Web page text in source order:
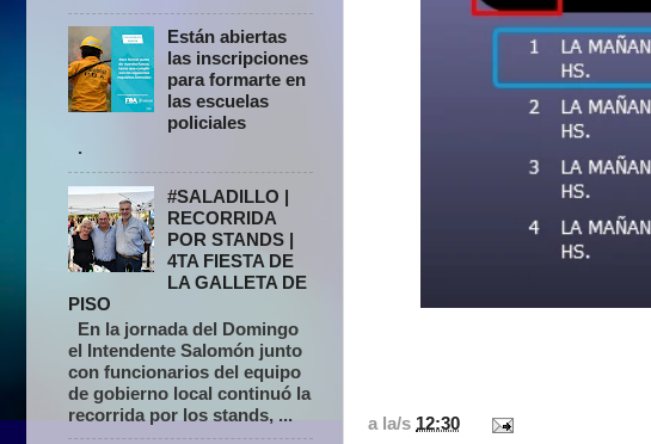
a la/s 12:30
Están abiertas
las inscripciones
para formarte en
las escuelas
policiales
.
#SALADILLO |
RECORRIDA
POR STANDS |
4TA FIESTA DE
LA GALLETA DE
PISO
En la jornada del Domingo
el Intendente Salomón junto
con funcionarios del equipo
de gobierno local continuó la
recorrida por los stands, ...